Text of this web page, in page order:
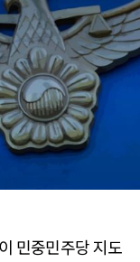
민중민주당 지도